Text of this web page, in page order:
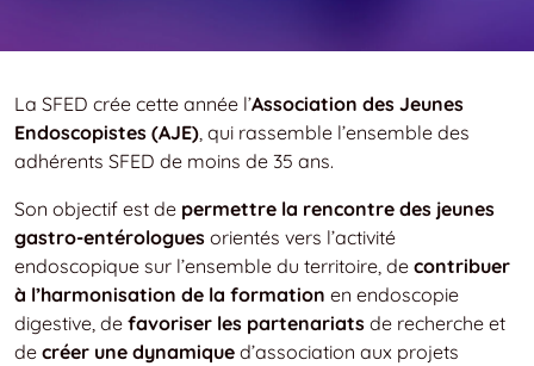
La SFED crée cette année l’Association des Jeunes
Endoscopistes (AJE) , qui rassemble l’ensemble des
adhérents SFED de moins de 35 ans.
Son objectif est de permettre la rencontre des jeunes
gastro-entérologues orientés vers l’activité
endoscopique sur l’ensemble du territoire, de contribuer
à l’harmonisation de la formation en endoscopie
digestive, de favoriser les partenariats de recherche et
de créer une dynamique d’association aux projets